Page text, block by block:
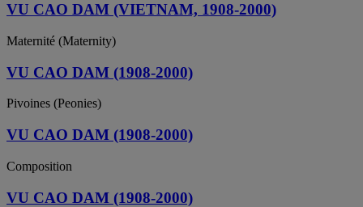
VU CAO DAM (VIETNAM, 1908-2000)
Maternité (Maternity)
VU CAO DAM (1908-2000)
Pivoines (Peonies)
VU CAO DAM (1908-2000)
Composition
VU CAO DAM (1908-2000)